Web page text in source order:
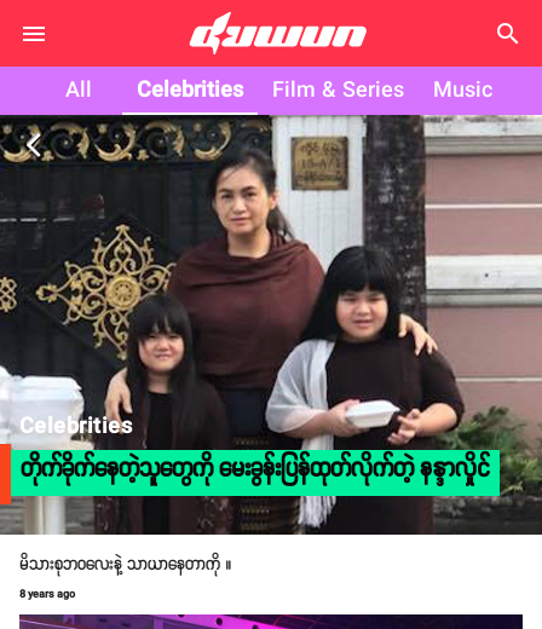
search
All Celebrities Film & Series Music
arrow_back_ios
Celebrities
တိုက်ခိုက်နေတဲ့သူတွေကို မေးခွန်းပြန်ထုတ်လိုက်တဲ့ နန္ဒာလှိုင်
မိသားစုဘဝလေးနဲ့ သာယာနေတာကို ။
8 years ago